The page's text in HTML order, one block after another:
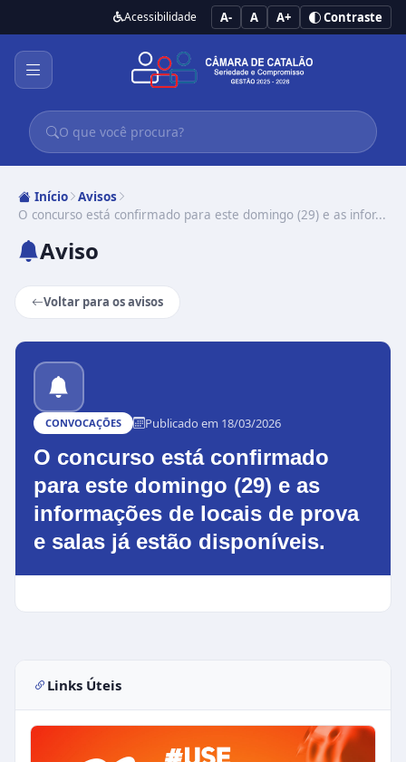
Acessibilidade A- A A+ Contraste
Início
Avisos
O concurso está confirmado para este domingo (29) e as infor...
Aviso
Voltar para os avisos
CONVOCAÇÕES Publicado em 18/03/2026
O concurso está confirmado
para este domingo (29) e as
informações de locais de prova
e salas já estão disponíveis.
Links Úteis